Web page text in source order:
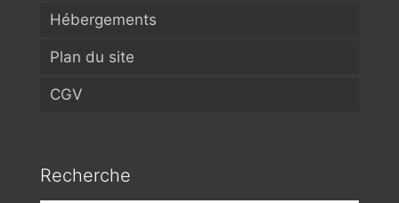
Hébergements
Plan du site
CGV
Recherche